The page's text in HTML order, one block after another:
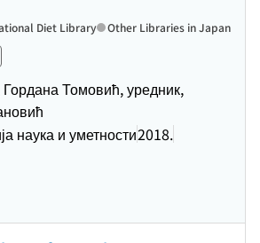
Томовић, уредник,
наука и уметности2018.
Diet Library Other Libraries in Japan